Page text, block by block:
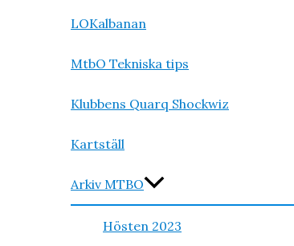
LOKalbanan
MtbO Tekniska tips
Klubbens Quarq Shockwiz
Kartställ
Arkiv MTBO
Hösten 2023